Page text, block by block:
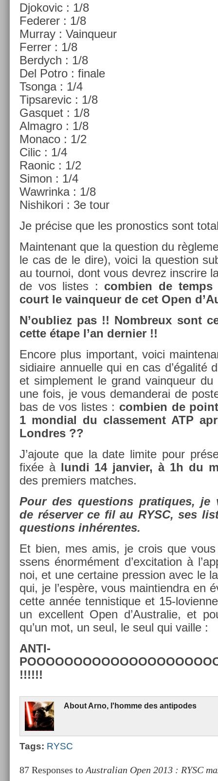
Djokovic : 1/8
Feder­er : 1/8
Mur­ray : Vain­queur
Ferr­er : 1/8
Be­rdych : 1/8
Del Potro : fin­ale
Tson­ga : 1/4
Tip­sarevic : 1/8
Gas­quet : 1/8
Al­mag­ro : 1/8
Monaco : 1/2
Cilic : 1/4
Raonic : 1/2
Simon : 1/4
Waw­rinka : 1/8
Nis­hikori : 3e tour
Je précise que les pro­nos­tics sont
Main­tenant que la ques­tion du
le cas de le dire), voici la ques­tion
au tour­noi, dont vous de­vrez in­scrire
de vos li­stes : com­bi­en de
court le vain­queur de cet Open
N’oub­liez pas !! Nombreux sont
cette étape l’an de­rni­er !!
En­core plus im­por­tant, voici
sidiaire an­nuel­le qui en cas d’égalité
et simple­ment le grand vain­queur
une fois, je vous de­man­derai de
bas de vos li­stes : com­bi­en de
1 mon­di­al du clas­se­ment ATP
Londres ??
J’ajoute que la date li­mite pour
fixée à lundi 14 jan­vi­er, à 1h du
des pre­mi­ers matches.
Pour des ques­tions pratiques, je
de réserv­er ce fil au RYSC, ses
ques­tions in­héren­tes.
Et bien, mes amis, je crois que
ssens énormément d’ex­cita­tion à
noi, et une cer­taine pre­ss­ion avec le
qui, je l’espère, vous main­tiendra en
cette année ten­nistique et 15-
un ex­cel­lent Open d’Australie, et
qu’un mot, un seul, le seul qui vail­le :
ANTI­
!!!!!!
About Arno, l'homme des anti­podes
Tags: RYSC
87 Responses to Australian Open 2013 : RYSC